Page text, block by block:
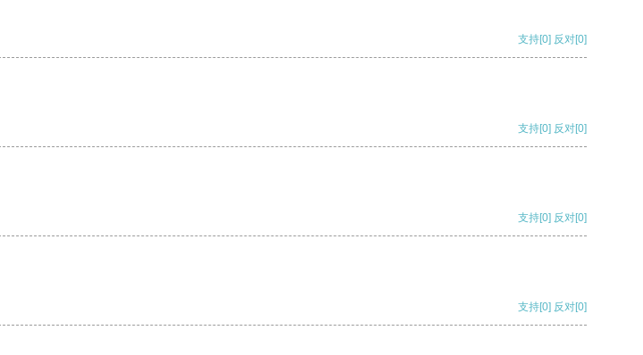
支持[0] 反对[0]
支持[0] 反对[0]
支持[0] 反对[0]
支持[0] 反对[0]